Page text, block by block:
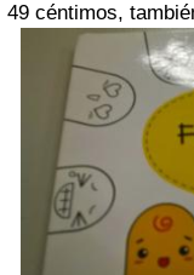
49 céntimos,